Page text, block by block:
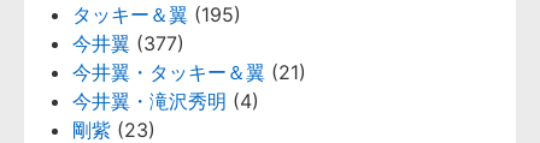
タッキー＆翼 (195)
今井翼 (377)
今井翼・タッキー＆翼 (21)
今井翼・滝沢秀明 (4)
剛紫 (23)